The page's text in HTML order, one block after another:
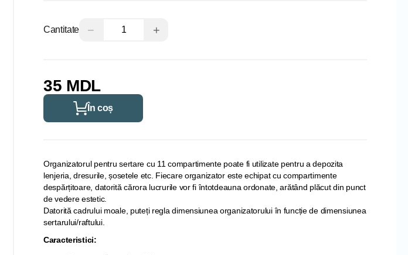
Cantitate − +
35 MDL
În coș
Organizatorul pentru sertare cu 11 compartimente poate fi utilizate pentru a depozita
lenjeria, dresurile, șosetele etc. Fiecare organizator este echipat cu compartimente
despărțitoare, datorită cărora lucrurile vor fi întotdeauna ordonate, arătând plăcut din punct
de vedere estetic.
Datorită cadrului moale, puteți regla dimensiunea organizatorului în funcție de dimensiunea
sertarului/raftului.
Caracteristici: